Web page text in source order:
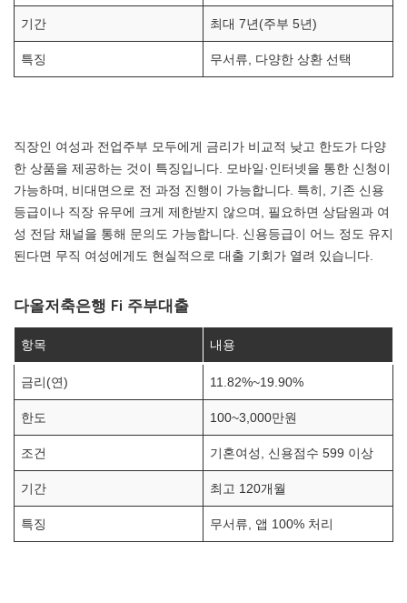
기간 최대 7년(주부 5년)
특징 무서류, 다양한 상환 선택
직장인 여성과 전업주부 모두에게 금리가 비교적 낮고 한도가 다양
한 상품을 제공하는 것이 특징입니다. 모바일·인터넷을 통한 신청이
가능하며, 비대면으로 전 과정 진행이 가능합니다. 특히, 기존 신용
등급이나 직장 유무에 크게 제한받지 않으며, 필요하면 상담원과 여
성 전담 채널을 통해 문의도 가능합니다. 신용등급이 어느 정도 유지
된다면 무직 여성에게도 현실적으로 대출 기회가 열려 있습니다.
다올저축은행 Fi 주부대출
항목 내용
금리(연) 11.82%~19.90%
한도 100~3,000만원
조건 기혼여성, 신용점수 599 이상
기간 최고 120개월
특징 무서류, 앱 100% 처리